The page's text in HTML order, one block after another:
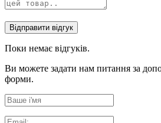
Поки немає відгуків.
Ви можете задати нам питання за
форми.